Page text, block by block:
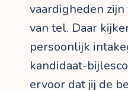
vaardigheden
van tel. Daar
persoonlijk
kandidaat-
ervoor dat jij de